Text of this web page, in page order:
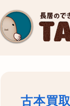
古本買